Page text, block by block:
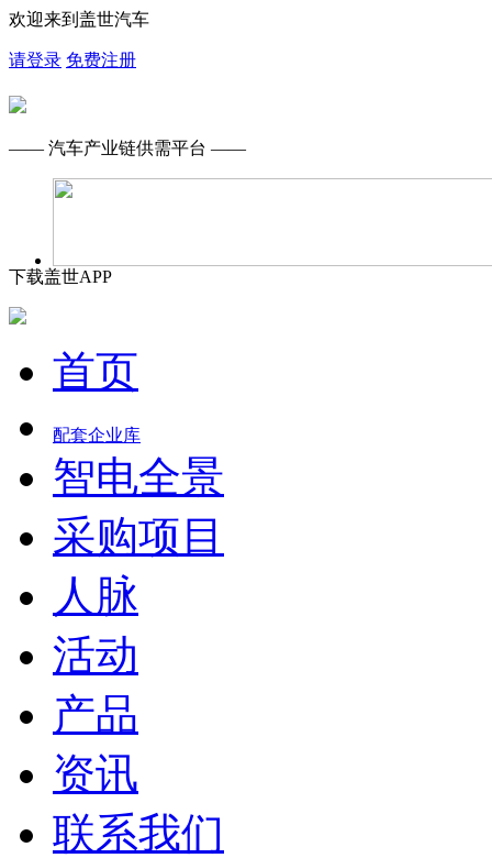
欢迎来到盖世汽车
请登录 免费注册
—— 汽车产业链供需平台 ——
下载盖世APP
首页
配套企业库
智电全景
采购项目
人脉
活动
产品
资讯
联系我们